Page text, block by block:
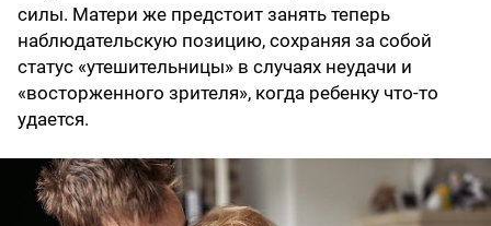
силы. Матери же предстоит занять теперь
наблюдательскую позицию, сохраняя за собой
статус «утешительницы» в случаях неудачи и
«восторженного зрителя», когда ребенку что-то
удается.